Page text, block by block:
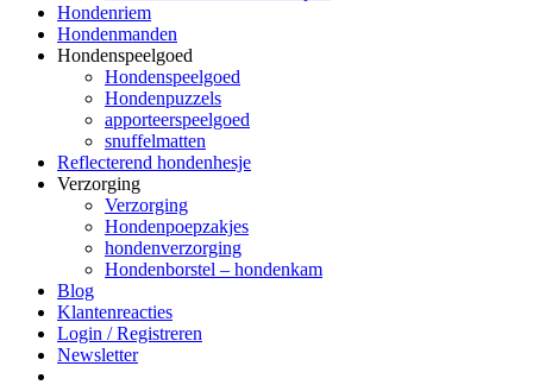
Hondenriem
Hondenmanden
Hondenspeelgoed
Hondenspeelgoed
Hondenpuzzels
apporteerspeelgoed
snuffelmatten
Reflecterend hondenhesje
Verzorging
Verzorging
Hondenpoepzakjes
hondenverzorging
Hondenborstel – hondenkam
Blog
Klantenreacties
Login / Registreren
Newsletter